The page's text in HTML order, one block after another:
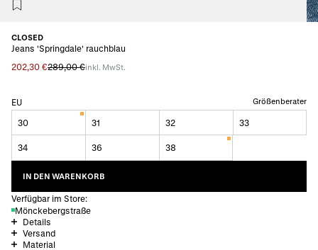
CLOSED
Jeans 'Springdale' rauchblau
202,30 €289,00 €inkl. MwSt.
EU Größenberater
30 31 32 33
34 36 38
IN DEN WARENKORB
Verfügbar im Store:
Mönckebergstraße
Details
Versand
Material